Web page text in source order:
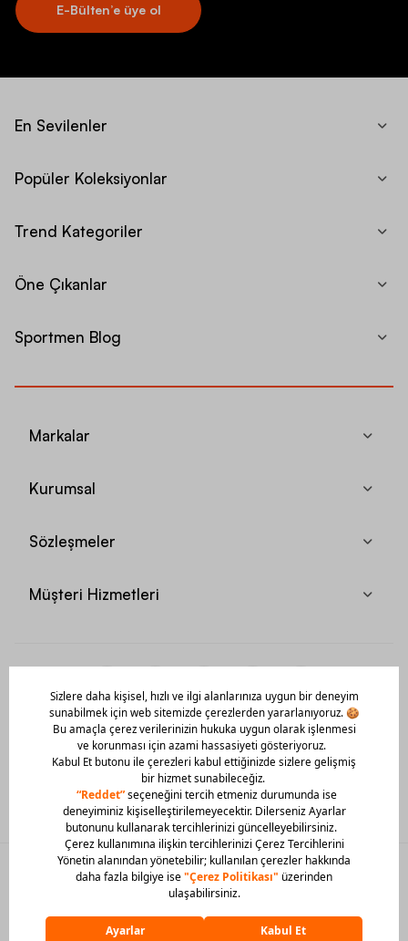
E-Bülten’e üye ol
En Sevilenler
Popüler Koleksiyonlar
Trend Kategoriler
Öne Çıkanlar
Sportmen Blog
Markalar
Kurumsal
Sözleşmeler
Müşteri Hizmetleri
Mobil Uygulamamızı Hemen İndir!
© 2026 Barcin Tüm Hakları Saklıdır